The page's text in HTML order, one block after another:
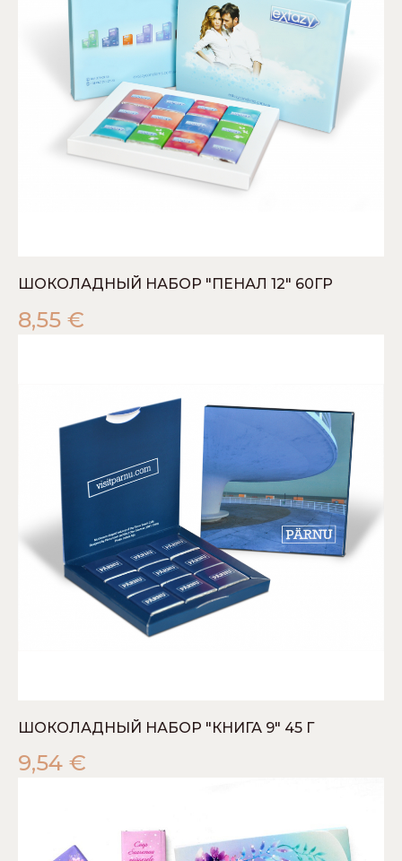
ШОКОЛАДНЫЙ НАБОР "ПЕНАЛ 12" 60ГР
8,55 €
ШОКОЛАДНЫЙ НАБОР "КНИГА 9" 45 Г
9,54 €